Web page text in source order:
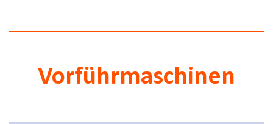
Vorführmaschinen